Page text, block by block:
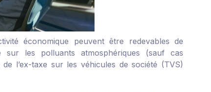
économique peuvent être redevables de
sur les polluants atmosphériques (sauf cas
l’ex-taxe sur les véhicules de société (TVS)